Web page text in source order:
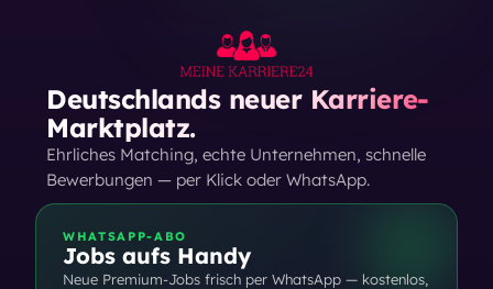
Deutschlands neuer Karriere-
Marktplatz.
Ehrliches Matching, echte Unternehmen, schnelle
Bewerbungen — per Klick oder WhatsApp.
WHATSAPP-ABO
Jobs aufs Handy
Neue Premium-Jobs frisch per WhatsApp — kostenlos,